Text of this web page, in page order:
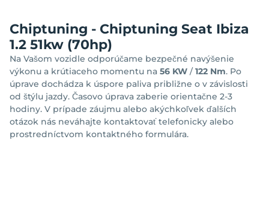
Chiptuning - Chiptuning Seat Ibiza
1.2 51kw (70hp)
Na Vašom vozidle odporúčame bezpečné navýšenie
výkonu a krútiaceho momentu na 56 KW /122 Nm. Po
úprave dochádza k úspore paliva približne o v závislosti
od štýlu jazdy. Časovo úprava zaberie orientačne 2-3
hodiny. V prípade záujmu alebo akýchkoľvek ďalších
otázok nás neváhajte kontaktovať telefonicky alebo
prostredníctvom kontaktného formulára.